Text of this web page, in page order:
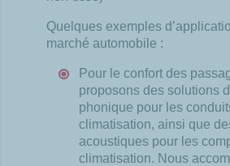
Quelques exemples
marché automobile :
Pour le confort des
proposons des solutions
phonique pour les
climatisation, ainsi que
acoustiques pour les
climatisation. Nous